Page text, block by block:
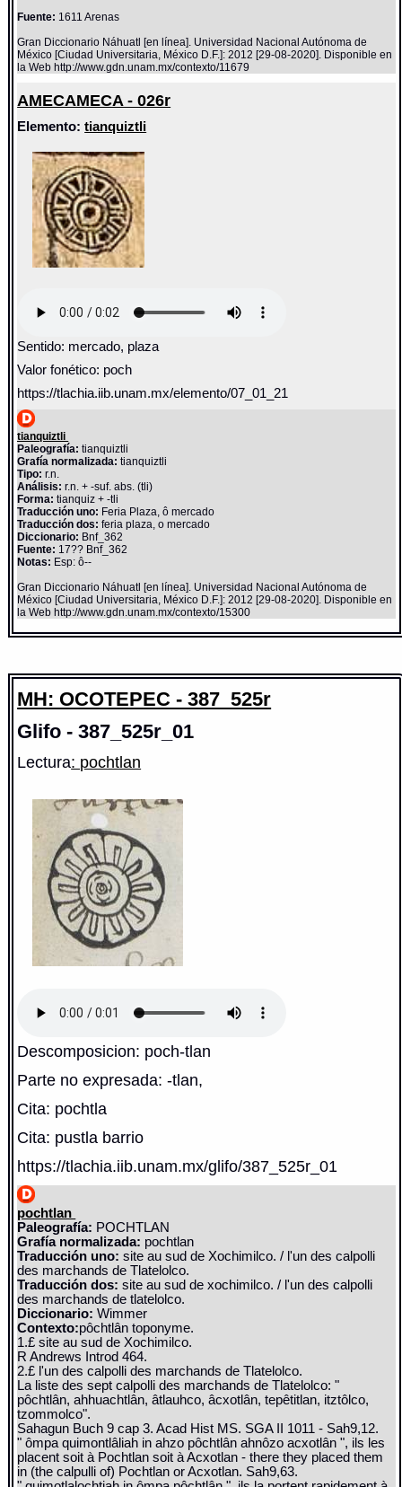
Fuente: 1611 Arenas
Gran Diccionario Náhuatl [en línea]. Universidad Nacional Autónoma de
México [Ciudad Universitaria, México D.F.]: 2012 [29-08-2020]. Disponible en
la Web http://www.gdn.unam.mx/contexto/11679
AMECAMECA - 026r
Elemento:tianquiztli
Sentido: mercado, plaza
Valor fonético: poch
https://tlachia.iib.unam.mx/elemento/07_01_21
tianquiztli
Paleografía: tianquiztli
Grafía normalizada: tianquiztli
Tipo: r.n.
Análisis: r.n. + -suf. abs. (tli)
Forma: tianquiz + -tli
Traducción uno: Feria Plaza, ô mercado
Traducción dos: feria plaza, o mercado
Diccionario: Bnf_362
Fuente: 17?? Bnf_362
Notas: Esp: ô--
Gran Diccionario Náhuatl [en línea]. Universidad Nacional Autónoma de
México [Ciudad Universitaria, México D.F.]: 2012 [29-08-2020]. Disponible en
la Web http://www.gdn.unam.mx/contexto/15300
MH: OCOTEPEC - 387_525r
Glifo - 387_525r_01
Lectura: pochtlan
Descomposicion: poch-tlan
Parte no expresada: -tlan,
Cita: pochtla
Cita: pustla barrio
https://tlachia.iib.unam.mx/glifo/387_525r_01
pochtlan
Paleografía: POCHTLAN
Grafía normalizada: pochtlan
Traducción uno: site au sud de Xochimilco. / l'un des calpolli
des marchands de Tlatelolco.
Traducción dos: site au sud de xochimilco. / l'un des calpolli
des marchands de tlatelolco.
Diccionario:Wimmer
Contexto:pôchtlân toponyme.
1.£ site au sud de Xochimilco.
R Andrews Introd 464.
2.£ l'un des calpolli des marchands de Tlatelolco.
La liste des sept calpolli des marchands de Tlatelolco: "
pôchtlân, ahhuachtlân, âtlauhco, âcxotlân, tepêtitlan, itztôlco,
tzommolco".
Sahagun Buch 9 cap 3. Acad Hist MS. SGA II 1011 - Sah9,12.
" ômpa quimontlâliah in ahzo pôchtlân ahnôzo acxotlân ", ils les
placent soit à Pochtlan soit à Acxotlan - there they placed them
in (the calpulli of) Pochtlan or Acxotlan. Sah9,63.